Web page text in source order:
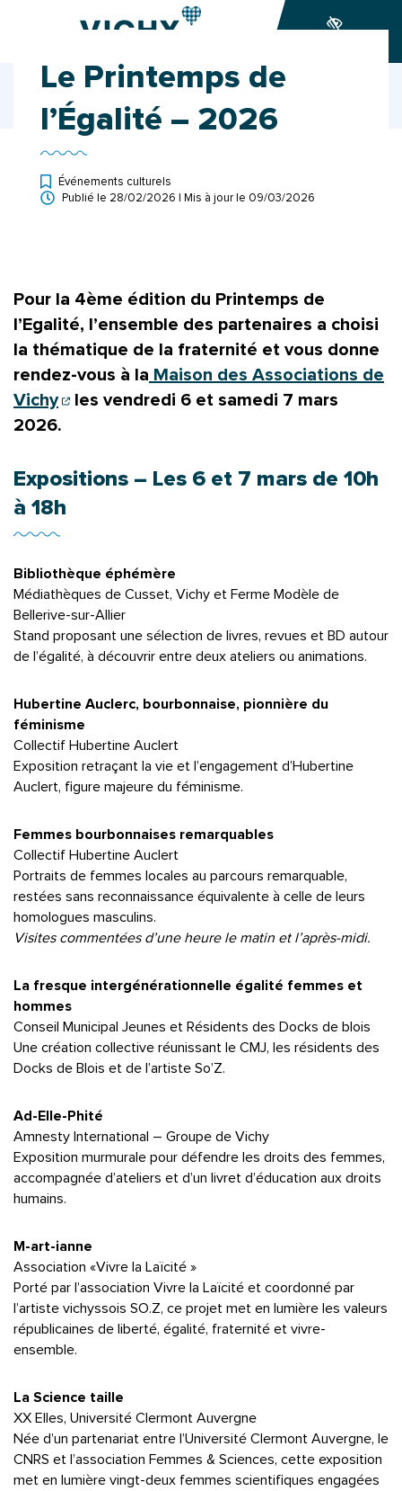
navigation
Accueil Ma ville
Actualités
Le Printemps de l’Égalité – 2026
Le Printemps de
l’Égalité – 2026
Événements culturels
Publié le 28/02/2026 | Mis à jour le 09/03/2026
Pour la 4ème édition du Printemps de
l’Egalité, l’ensemble des partenaires a choisi
la thématique de la fraternité et vous donne
rendez-vous à la Maison des Associations de
Vichy (ouverture dans un nouvel onglet)
les vendredi 6 et samedi 7 mars
2026.
Expositions – Les 6 et 7 mars de 10h
à 18h
Bibliothèque éphémère
Médiathèques de Cusset, Vichy et Ferme Modèle de
Bellerive-sur-Allier
Stand proposant une sélection de livres, revues et BD autour
de l’égalité, à découvrir entre deux ateliers ou animations.
Hubertine Auclerc, bourbonnaise, pionnière du
féminisme
Collectif Hubertine Auclert
Exposition retraçant la vie et l’engagement d’Hubertine
Auclert, figure majeure du féminisme.
Femmes bourbonnaises remarquables
Collectif Hubertine Auclert
Portraits de femmes locales au parcours remarquable,
restées sans reconnaissance équivalente à celle de leurs
homologues masculins.
Visites commentées d’une heure le matin et l’après-midi.
La fresque intergénérationnelle égalité femmes et
hommes
Conseil Municipal Jeunes et Résidents des Docks de blois
Une création collective réunissant le CMJ, les résidents des
Docks de Blois et de l’artiste So’Z.
Ad-Elle-Phité
Amnesty International – Groupe de Vichy
Exposition murmurale pour défendre les droits des femmes,
accompagnée d’ateliers et d’un livret d’éducation aux droits
humains.
M-art-ianne
Association «Vivre la Laïcité »
Porté par l’association Vivre la Laïcité et coordonné par
l’artiste vichyssois SO.Z, ce projet met en lumière les valeurs
républicaines de liberté, égalité, fraternité et vivre-
ensemble.
La Science taille
XX Elles, Université Clermont Auvergne
Née d’un partenariat entre l’Université Clermont Auvergne, le
CNRS et l’association Femmes & Sciences, cette exposition
met en lumière vingt-deux femmes scientifiques engagées